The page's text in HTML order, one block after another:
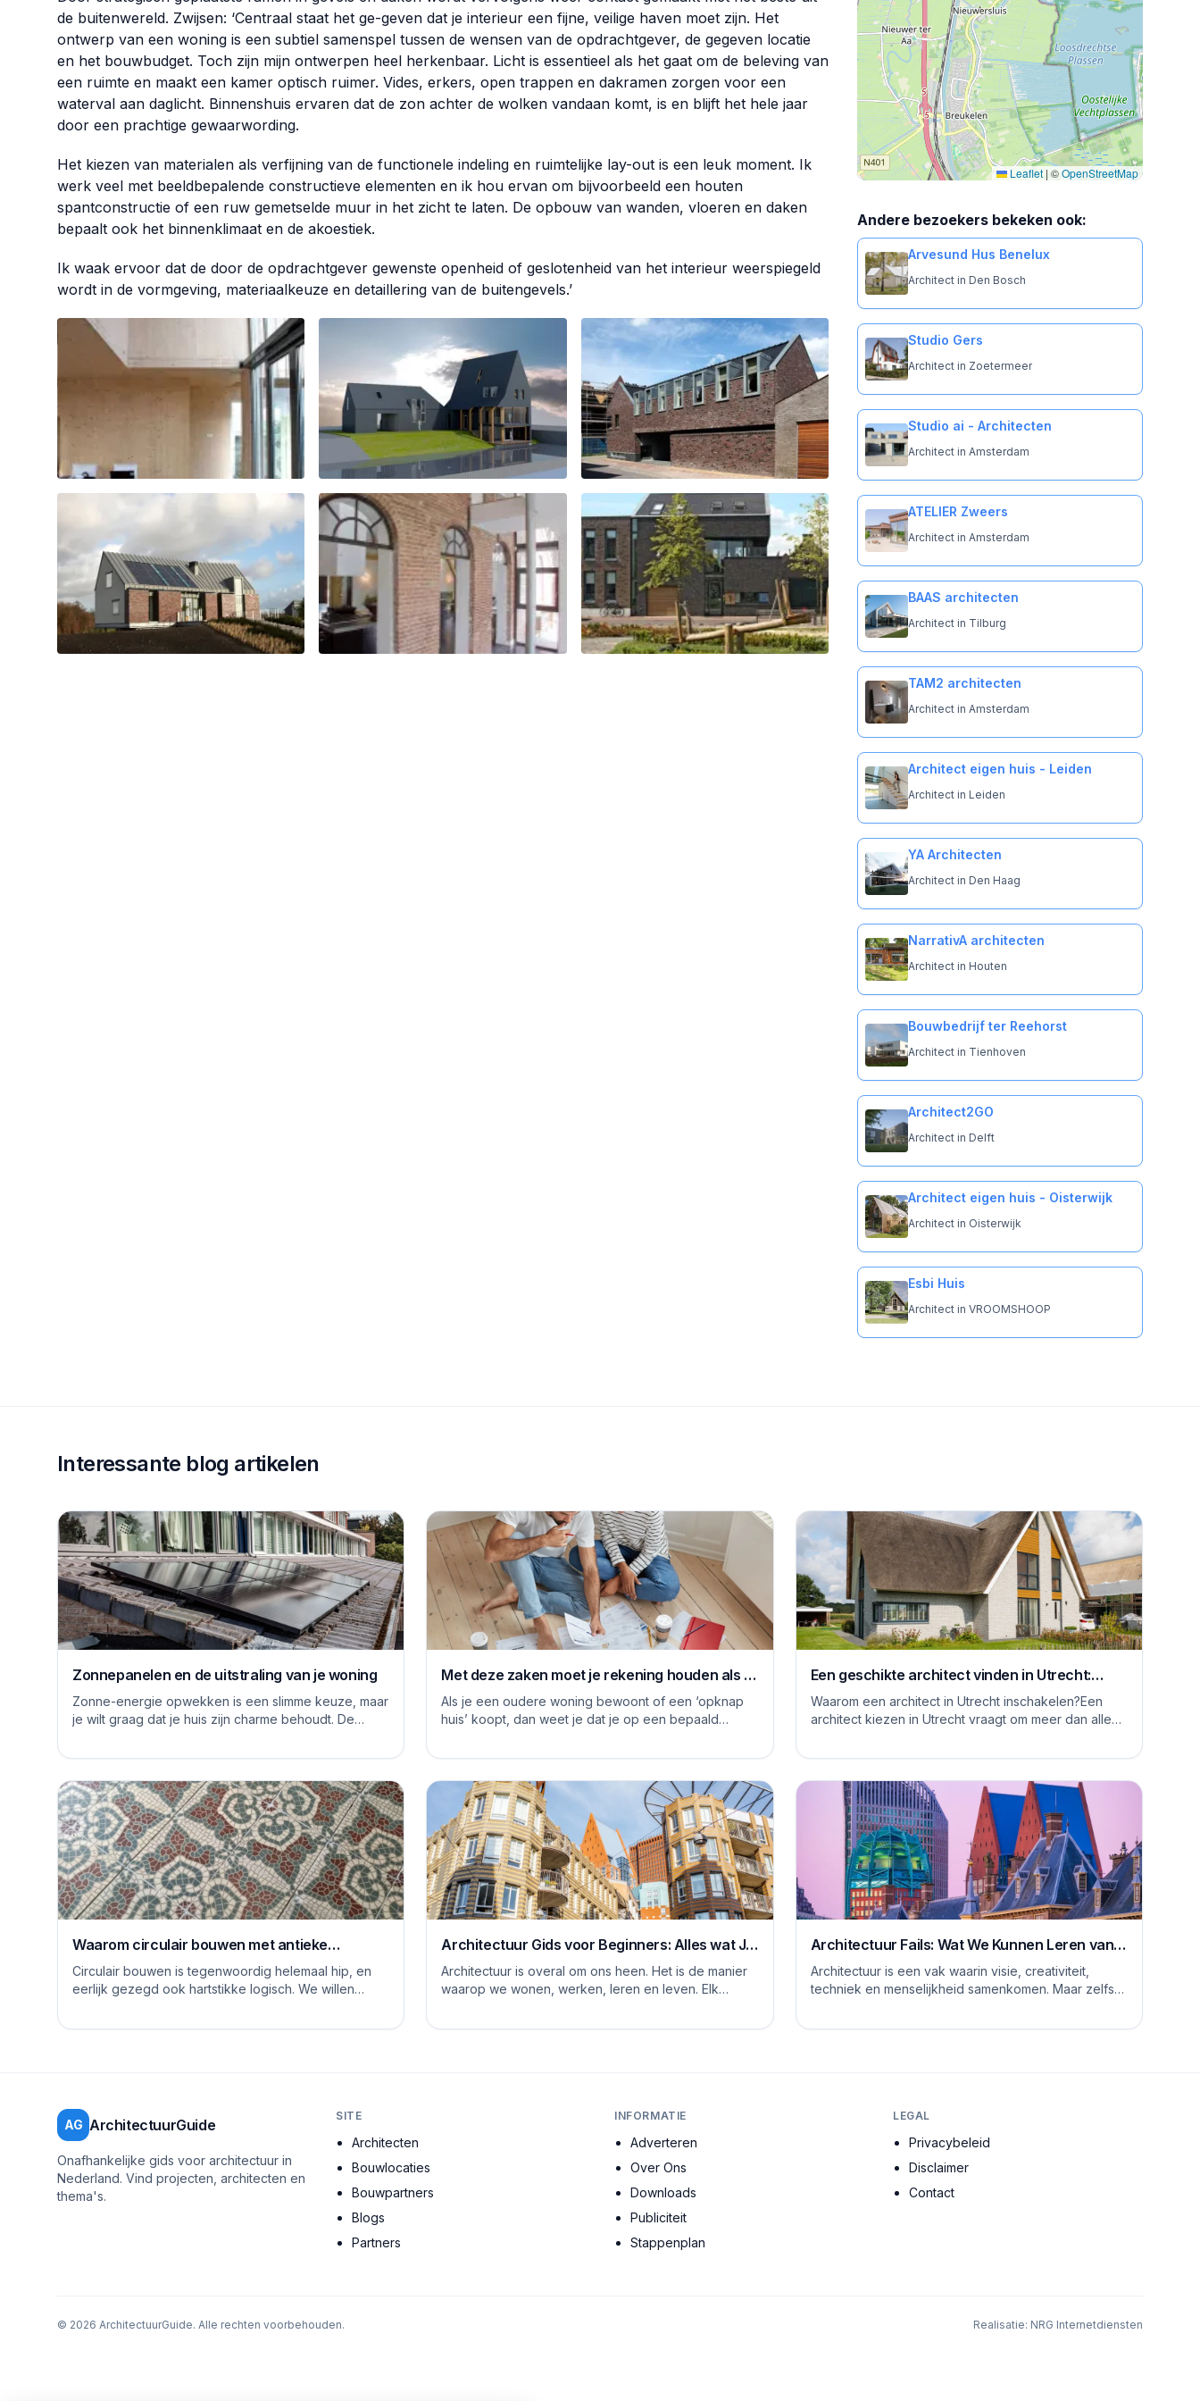
de buitenwereld. Zwijsen: ‘Centraal staat het ge-geven dat je interieur een fijne, veilige haven moet zijn. Het
ontwerp van een woning is een subtiel samenspel tussen de wensen van de opdrachtgever, de gegeven locatie
en het bouwbudget. Toch zijn mijn ontwerpen heel herkenbaar. Licht is essentieel als het gaat om de beleving van
een ruimte en maakt een kamer optisch ruimer. Vides, erkers, open trappen en dakramen zorgen voor een
waterval aan daglicht. Binnenshuis ervaren dat de zon achter de wolken vandaan komt, is en blijft het hele jaar
door een prachtige gewaarwording.
Het kiezen van materialen als verfijning van de functionele indeling en ruimtelijke lay-out is een leuk moment. Ik
werk veel met beeldbepalende constructieve elementen en ik hou ervan om bijvoorbeeld een houten
spantconstructie of een ruw gemetselde muur in het zicht te laten. De opbouw van wanden, vloeren en daken
bepaalt ook het binnenklimaat en de akoestiek.
Ik waak ervoor dat de door de opdrachtgever gewenste openheid of geslotenheid van het interieur weerspiegeld
wordt in de vormgeving, materiaalkeuze en detaillering van de buitengevels.’
Leaflet | ©OpenStreetMap
Andere bezoekers bekeken ook:
Arvesund Hus Benelux
Architect in Den Bosch
Studio Gers
Architect in Zoetermeer
Studio ai - Architecten
Architect in Amsterdam
ATELIER Zweers
Architect in Amsterdam
BAAS architecten
Architect in Tilburg
TAM2 architecten
Architect in Amsterdam
Architect eigen huis - Leiden
Architect in Leiden
YA Architecten
Architect in Den Haag
NarrativA architecten
Architect in Houten
Bouwbedrijf ter Reehorst
Architect in Tienhoven
Architect2GO
Architect in Delft
Architect eigen huis - Oisterwijk
Architect in Oisterwijk
Esbi Huis
Architect in VROOMSHOOP
Interessante blog artikelen
Zonnepanelen en de uitstraling van je woning
Zonne-energie opwekken is een slimme keuze, maar
je wilt graag dat je huis zijn charme behoudt. De
Met deze zaken moet je rekening houden als je
je huis grondig gaat renoveren
Als je een oudere woning bewoont of een ‘opknap
huis’ koopt, dan weet je dat je op een bepaald
Een geschikte architect vinden in Utrecht:
waar moet je op letten
Waarom een architect in Utrecht inschakelen?Een
architect kiezen in Utrecht vraagt om meer dan alleen
Waarom circulair bouwen met antieke
vloertegels een goed idee is
Circulair bouwen is tegenwoordig helemaal hip, en
eerlijk gezegd ook hartstikke logisch. We willen
Architectuur Gids voor Beginners: Alles wat Je
Moet Weten
Architectuur is overal om ons heen. Het is de manier
waarop we wonen, werken, leren en leven. Elk
Architectuur Fails: Wat We Kunnen Leren van
Rare Ontwerpen
Architectuur is een vak waarin visie, creativiteit,
techniek en menselijkheid samenkomen. Maar zelfs
AG ArchitectuurGuide
Onafhankelijke gids voor architectuur in
Nederland. Vind projecten, architecten en
thema's.
SITE
Architecten
Bouwlocaties
Bouwpartners
Blogs
Partners
INFORMATIE
Adverteren
Over Ons
Downloads
Publiciteit
Stappenplan
LEGAL
Privacybeleid
Disclaimer
Contact
© 2026 ArchitectuurGuide. Alle rechten voorbehouden. Realisatie: NRG Internetdiensten